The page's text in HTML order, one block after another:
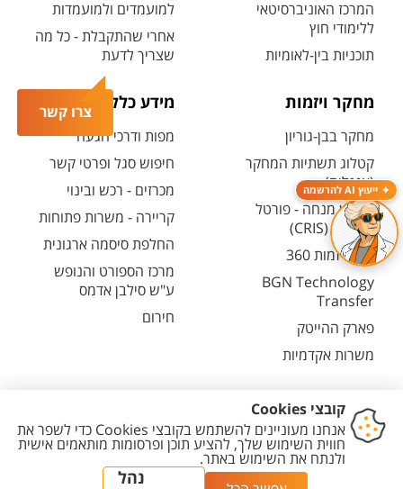
צרו קשר
ייעוץ AI להרשמה
המרכז האוניברסיטאי
ללימודי חוץ
תוכניות בין-לאומיות
למועמדים ולמועמדות
אחרי שהתקבלת - כל מה
שצריך לדעת
מחקר ויזמות
מחקר בבן-גוריון
קטלוג תשתיות המחקר
(אנגלית)
חיפוש מנחה - פורטל
המחקר (CRIS)
מרכז יזמות 360
BGN Technology
Transfer
פארק ההייטק
משרות אקדמיות
מידע כללי
מפות ודרכי הגעה
חיפוש סגל ופרטי קשר
מכרזים - רכש ובינוי
קריירה - משרות פתוחות
החלפת סיסמה ארגונית
מרכז הספורט והנופש
ע"ש סילבן אדמס
חירום